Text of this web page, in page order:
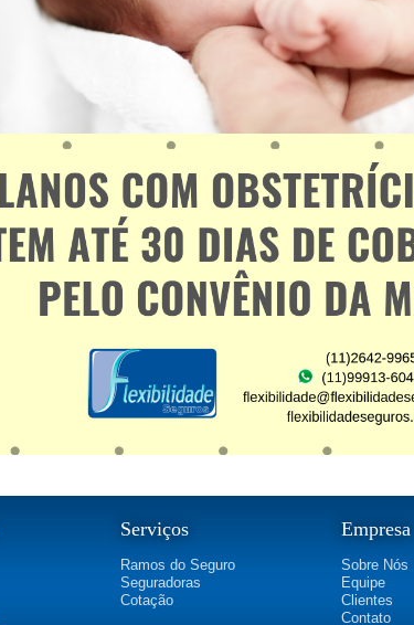
Serviços
Ramos do Seguro
Seguradoras
Cotação
Empresa
Sobre Nós
Equipe
Clientes
Contato